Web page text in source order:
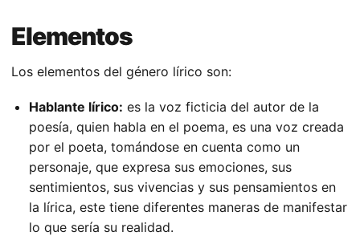
Elementos
Los elementos del género lírico son:
Hablante lírico: es la voz ficticia del autor de la
poesía, quien habla en el poema, es una voz creada
por el poeta, tomándose en cuenta como un
personaje, que expresa sus emociones, sus
sentimientos, sus vivencias y sus pensamientos en
la lírica, este tiene diferentes maneras de manifestar
lo que sería su realidad.